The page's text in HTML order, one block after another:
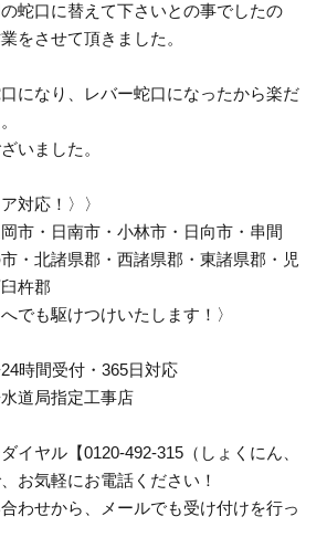
蛇口に替えて下さいとの事でしたの
をさせて頂きました。
になり、レバー蛇口になったから楽だ
いました。
対応！〉〉
市・日南市・小林市・日向市・串間
・北諸県郡・西諸県郡・東諸県郡・児
杵郡
でも駆けつけいたします！〉
間受付・365日対応
局指定工事店
イヤル【0120-492-315（しょくにん、
お気軽にお電話ください！
わせから、メールでも受け付けを行っ